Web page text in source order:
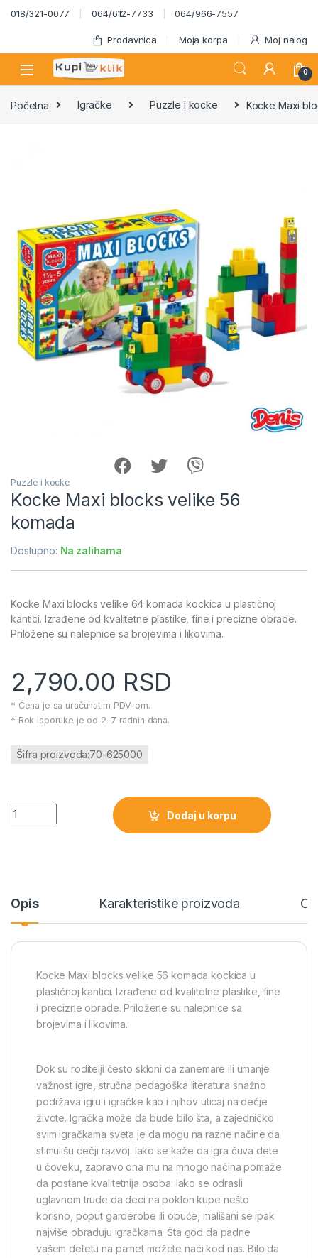
Skip to navigation
Skip to content
018/321-0077 064/612-7733 064/966-7557
Prodavnica Moja korpa Moj nalog
0
Početna Igračke Puzzle i kocke Kocke Maxi
Puzzle i kocke
Kocke Maxi blocks velike 56
komada
Dostupno: Na zalihama
Kocke Maxi blocks velike 64 komada kockica u plastičnoj
kantici. Izrađene od kvalitetne plastike, fine i precizne obrade.
Priložene su nalepnice sa brojevima i likovima.
2,790.00 RSD
* Cena je sa uračunatim PDV-om.
* Rok isporuke je od 2-7 radnih dana.
Šifra proizvoda:70-625000
Kocke Maxi blocks velike 56 komada količina
Dodaj u korpu
Opis Karakteristike proizvoda
Kocke Maxi blocks velike 56 komada kockica u
plastičnoj kantici. Izrađene od kvalitetne plastike, fine
i precizne obrade. Priložene su nalepnice sa
brojevima i likovima.
Dok su roditelji često skloni da zanemare ili umanje
važnost igre, stručna pedagoška literatura snažno
podržava igru i igračke kao i njihov uticaj na dečje
živote. Igračka može da bude bilo šta, a zajedničko
svim igračkama sveta je da mogu na razne načine da
stimulišu dečji razvoj. Iako se kaže da igra čuva dete
u čoveku, zapravo ona mu na mnogo načina pomaže
da postane kvalitetnija osoba. Iako se odrasli
uglavnom trude da deci na poklon kupe nešto
korisno, poput garderobe ili obuće, mališani se ipak
najviše obraduju igračkama. Šta god da padne
vašem detetu na pamet možete naći kod nas. Bilo da